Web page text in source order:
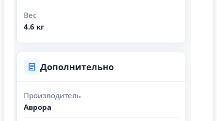
Вес
4.6 кг
Дополнительно
Производитель
Аврора